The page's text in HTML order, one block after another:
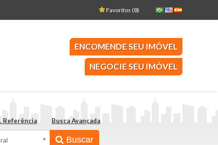
ENCOMENDE SEU IMÓVEL
NEGOCIE SEU IMÓVEL
no Imposto de Renda?
imóveis
em meio à recessão econômica
Favoritos (0)
Buscar
Referência Busca Avançada